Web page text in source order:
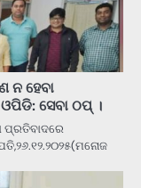
ନ ହେବା
ସେବା ଠପ୍ ।
ପ୍ରତିବାଦରେ